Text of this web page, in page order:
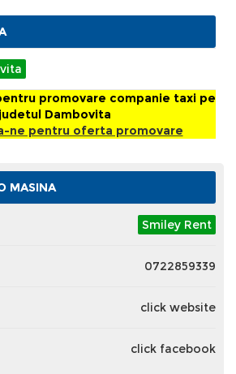
promovare companie taxi pe
judetul Dambovita
ne pentru oferta promovare
MASINA
Smiley Rent
0722859339
click website
click facebook